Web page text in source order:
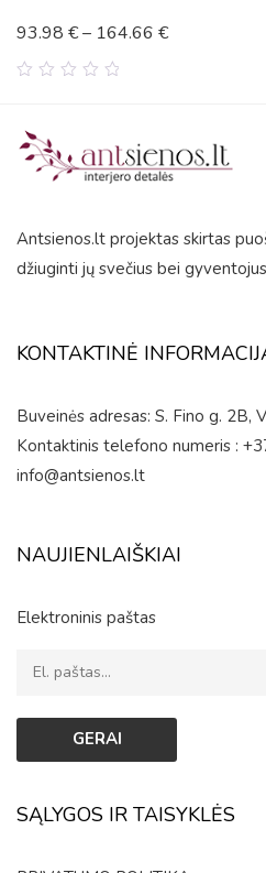
Antsienos.lt projektas skirtas
džiuginti jų svečius bei
KONTAKTINĖ
Buveinės adresas: S. Fino g. 2B,
Kontaktinis telefono numeris :
info@antsienos.lt
NAUJIENLAIŠKIAI
Elektroninis paštas
SĄLYGOS IR TAISYKLĖS